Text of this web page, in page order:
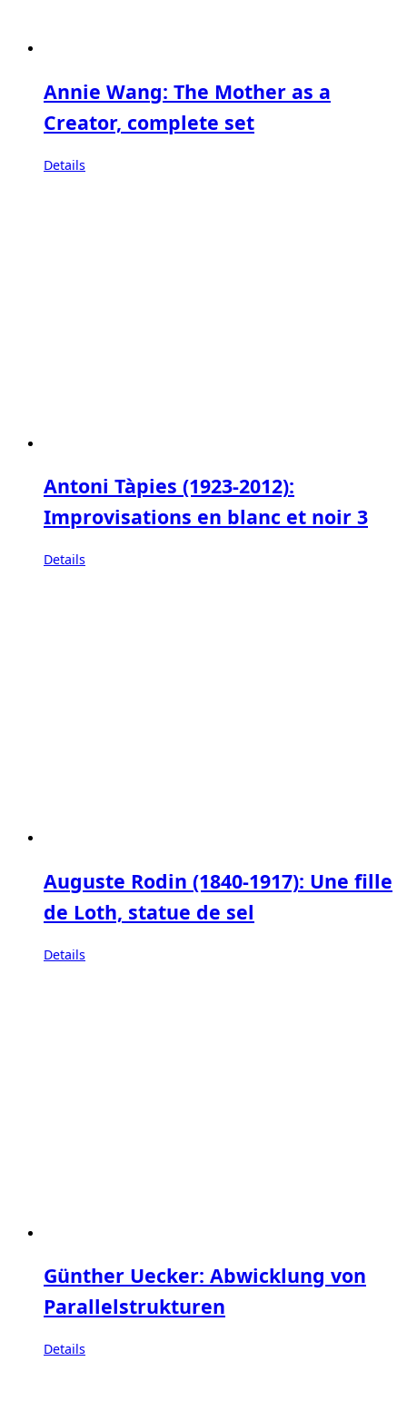
Annie Wang: The Mother as a
Creator, complete set
Details
Antoni Tàpies (1923-2012):
Improvisations en blanc et noir 3
Details
Auguste Rodin (1840-1917): Une fille
de Loth, statue de sel
Details
Günther Uecker: Abwicklung von
Parallelstrukturen
Details